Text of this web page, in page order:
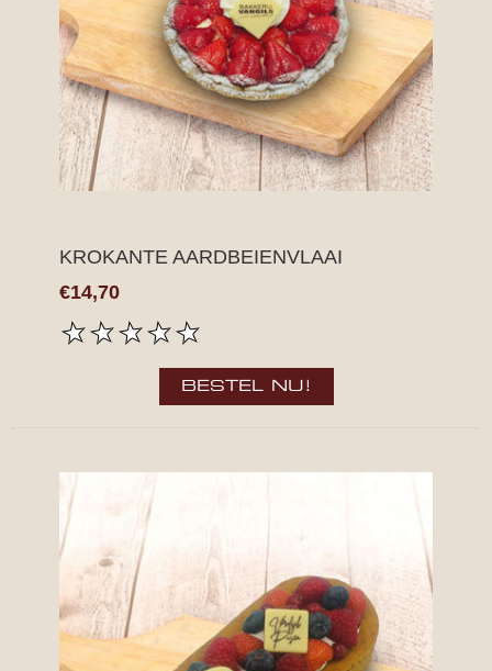
KROKANTE AARDBEIENVLAAI
€14,70